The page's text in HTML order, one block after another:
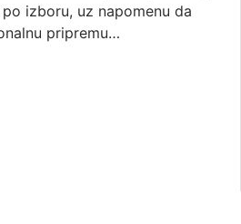
izboru, uz napomenu da
pripremu…